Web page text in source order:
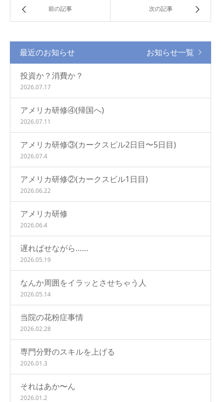
前の記事 次の記事
最近のお知らせ お知らせ一覧
投資か？消費か？
2026.07.17
アメリカ研修④(帰国へ)
2026.07.11
アメリカ研修③(カークスビル2日目〜5日目)
2026.07.4
アメリカ研修②(カークスビル1日目)
2026.06.22
アメリカ研修
2026.06.4
遅ればせながら……
2026.05.19
なんか周囲をイラッとさせちゃう人
2026.05.14
当院の花粉症事情
2026.02.28
専門分野のスキルを上げる
2026.01.3
それはあか〜ん
2026.01.2